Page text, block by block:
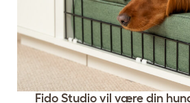
Fido Studio vil være din